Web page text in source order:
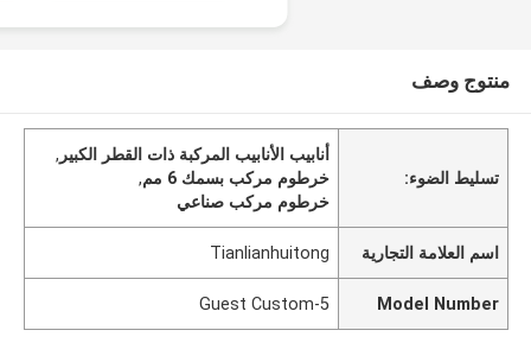
منتوج وصف
تسليط الضوء:
أنابيب الأنابيب المركبة ذات القطر الكبير ,
خرطوم مركب بسمك 6 مم
,
خرطوم مركب صناعي
اسم العلامة التجارية Tianlianhuitong
Model Number
Guest Custom-5